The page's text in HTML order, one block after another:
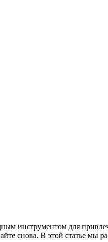
инструментом для
снова. В этой статье мы